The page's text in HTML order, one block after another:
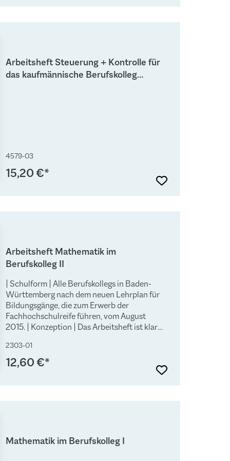
Arbeitsheft Steuerung + Kontrolle für
das kaufmännische Berufskolleg
4579-03
15,20 €*
Arbeitsheft Mathematik im
Berufskolleg II
| Schulform | Alle Berufskollegs in Baden-
Württemberg nach dem neuen Lehrplan für
Bildungsgänge, die zum Erwerb der
Fachhochschulreife führen, vom August
2015. | Konzeption | Das Arbeitsheft ist klar
abgestimmt, kann aber auch
lehrwerksunabhängig eingesetzt werden.
Viele Übungen mit Lösungen geben den
Hinweis | Die Lösungen finden Sie am Ende
des Arbeitsheftes.
2303-01
12,60 €*
Mathematik im Berufskolleg I